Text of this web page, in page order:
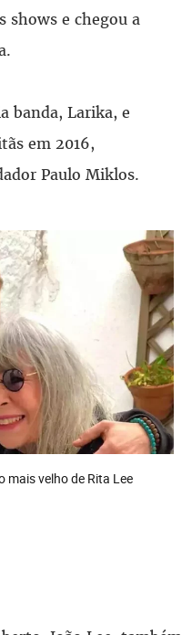
shows e chegou a
banda, Larika, e
em 2016,
Paulo Miklos.
mais velho de Rita Lee